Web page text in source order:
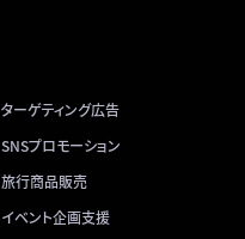
ターゲティング広告
SNSプロモーション
旅行商品販売
イベント企画支援